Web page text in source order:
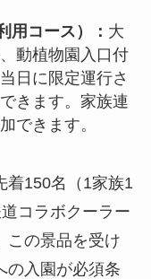
用コース）： 大
動植物園入口付
日に限定運行さ
きます。家族連
できます。
着150名（1家族1
コラボクーラー
この景品を受け
の入園が必須条